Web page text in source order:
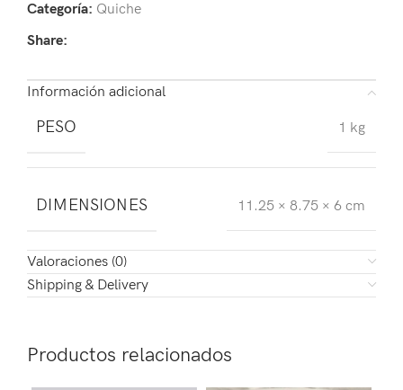
Categoría: Quiche
Share:
Información adicional
PESO 1 kg
DIMENSIONES 11.25 × 8.75 × 6 cm
Valoraciones (0)
Shipping & Delivery
Productos relacionados